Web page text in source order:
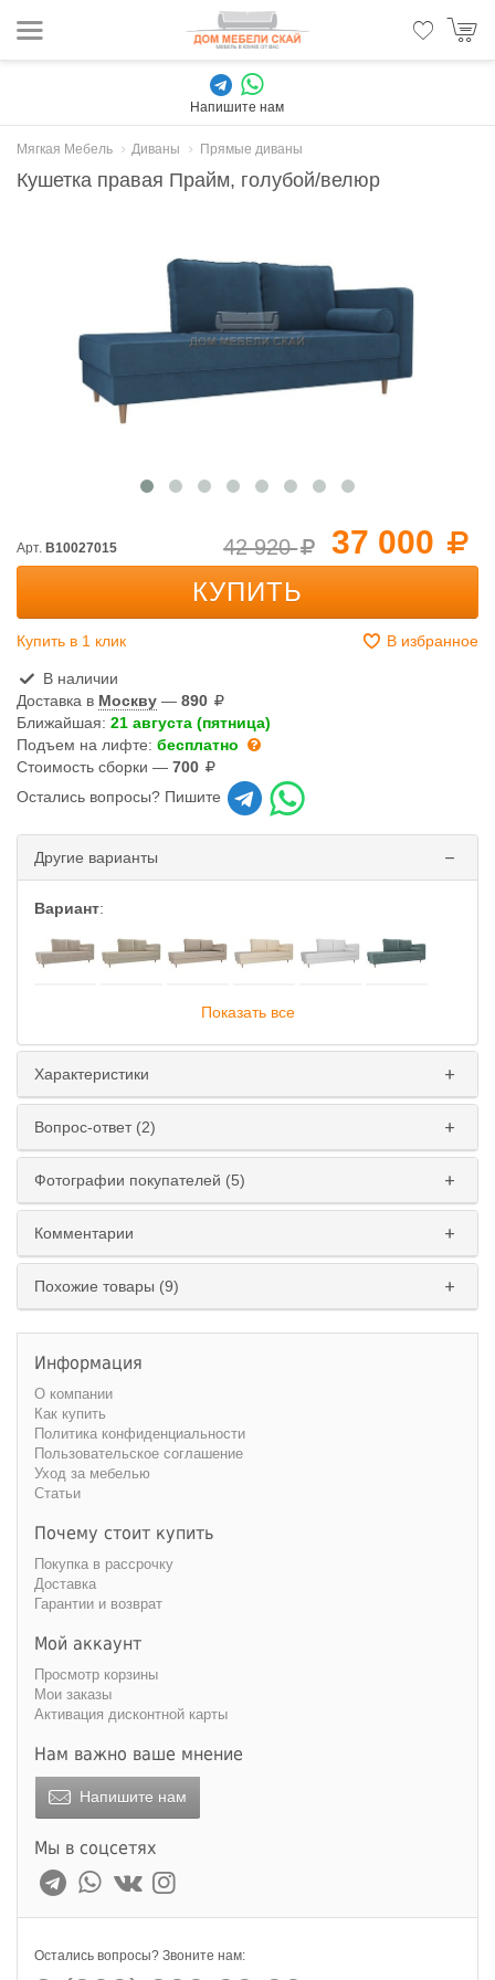
Напишите нам
Мягкая Мебель Диваны Прямые диваны
Кушетка правая Прайм, голубой/велюр
37 000
42 920
Арт. B10027015
КУПИТЬ
Купить в 1 клик В избранное
В наличии
Доставка в Москву — 890
Ближайшая: 21 августа (пятница)
Подъем на лифте: бесплатно
Стоимость сборки — 700
Остались вопросы? Пишите
Другие варианты
Вариант:
Исполнение:
правое
Показать все
Характеристики
Вопрос-ответ (2)
Фотографии покупателей (5)
Комментарии
Похожие товары (9)
Информация
О компании
Как купить
Политика конфиденциальности
Пользовательское соглашение
Уход за мебелью
Статьи
Почему стоит купить
Покупка в рассрочку
Доставка
Гарантии и возврат
Мой аккаунт
Просмотр корзины
Мои заказы
Активация дисконтной карты
Нам важно ваше мнение
Напишите нам
Мы в соцсетях
Остались вопросы? Звоните нам: